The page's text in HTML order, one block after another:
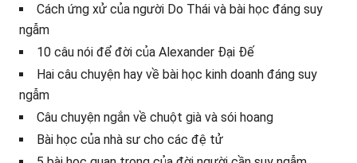
Cách ứng xử của người Do Thái và bài học đáng suy
ngẫm
10 câu nói để đời của Alexander Đại Đế
Hai câu chuyện hay về bài học kinh doanh đáng suy
ngẫm
Câu chuyện ngắn về chuột già và sói hoang
Bài học của nhà sư cho các đệ tử